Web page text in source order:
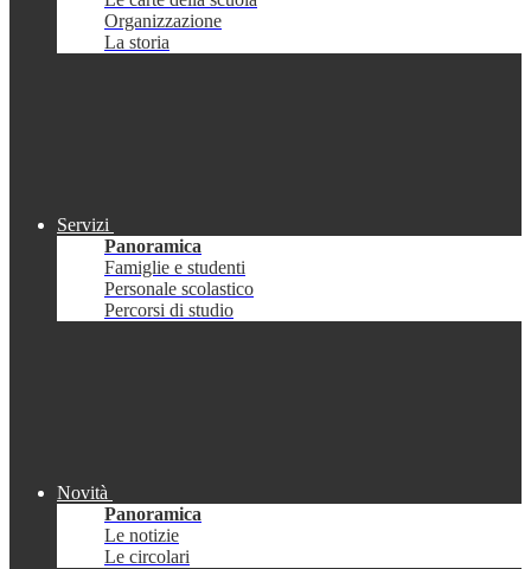
Organizzazione
La storia
Servizi
Panoramica
Famiglie e studenti
Personale scolastico
Percorsi di studio
Novità
Panoramica
Le notizie
Le circolari